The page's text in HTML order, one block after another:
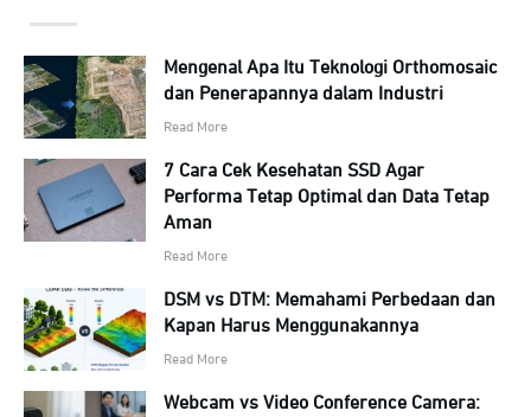
Mengenal Apa Itu Teknologi Orthomosaic
dan Penerapannya dalam Industri
Read More
7 Cara Cek Kesehatan SSD Agar
Performa Tetap Optimal dan Data Tetap
Aman
Read More
DSM vs DTM: Memahami Perbedaan dan
Kapan Harus Menggunakannya
Read More
Webcam vs Video Conference Camera: